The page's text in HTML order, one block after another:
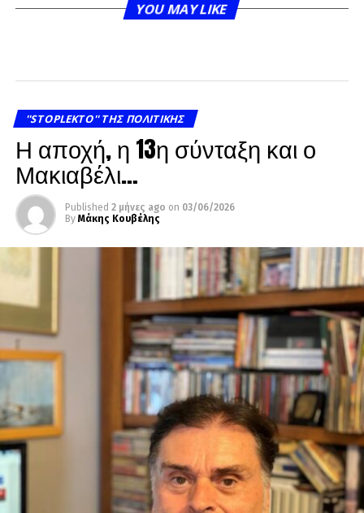
YOU MAY LIKE
''STOPLEKTO'' ΤΗΣ ΠΟΛΙΤΙΚΗΣ
Η αποχή, η 13η σύνταξη και ο
Μακιαβέλι…
Published 2 μήνες ago on 03/06/2026
By Μάκης Κουβέλης